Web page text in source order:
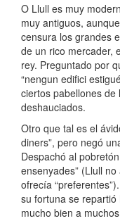
O Llull es muy
muy antiguos,
censura los grandes
de un rico mercader,
rey. Preguntado por
“nengun edifici
ciertos pabellones de
deshauciados.
Otro que tal es el
diners”, pero negó
Despachó al
ensenyades” (Llull
ofrecía
su fortuna se repartió
mucho bien a